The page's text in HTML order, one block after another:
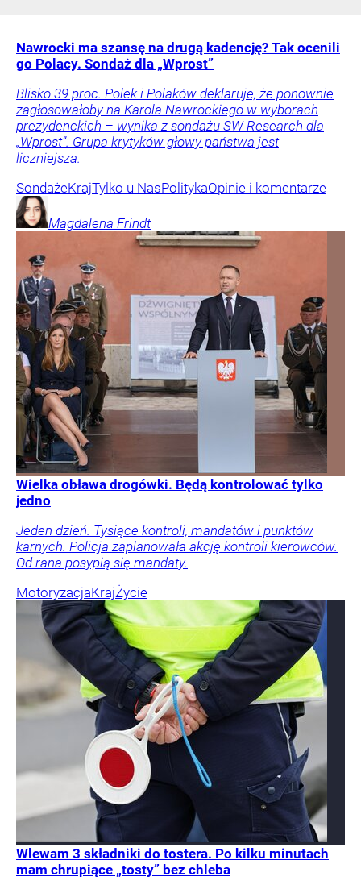
Nawrocki ma szansę na drugą kadencję? Tak ocenili
go Polacy. Sondaż dla „Wprost”
Blisko 39 proc. Polek i Polaków deklaruje, że ponownie
zagłosowałoby na Karola Nawrockiego w wyborach
prezydenckich – wynika z sondażu SW Research dla
„Wprost”. Grupa krytyków głowy państwa jest
liczniejsza.
SondażeKrajTylko u NasPolitykaOpinie i komentarze
Magdalena Frindt
Wielka obława drogówki. Będą kontrolować tylko
jedno
Jeden dzień. Tysiące kontroli, mandatów i punktów
karnych. Policja zaplanowała akcję kontroli kierowców.
Od rana posypią się mandaty.
MotoryzacjaKrajŻycie
Wlewam 3 składniki do tostera. Po kilku minutach
mam chrupiące „tosty” bez chleba